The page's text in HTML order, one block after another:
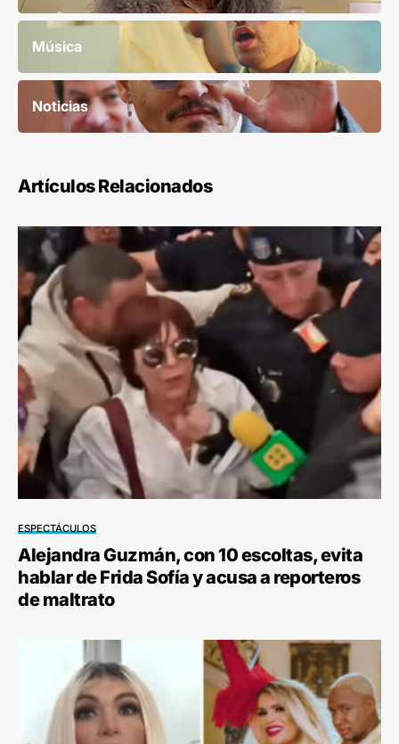
Música
Noticias
Artículos Relacionados
ESPECTÁCULOS
Alejandra Guzmán, con 10 escoltas, evita
hablar de Frida Sofía y acusa a reporteros
de maltrato